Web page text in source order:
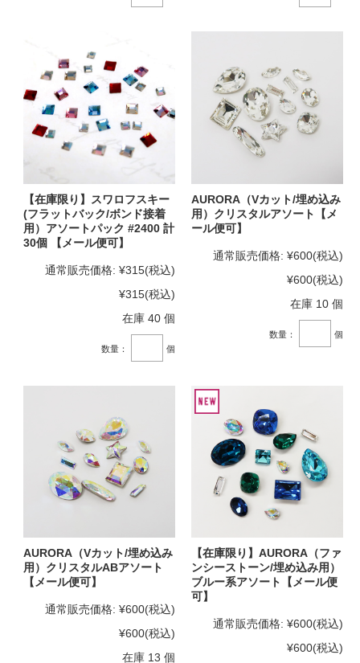
【在庫限り】スワロフスキー
(フラットバック/ボンド接着
用）アソートパック #2400 計
30個 【メール便可】
通常販売価格: ¥315(税込)
¥315(税込)
在庫 40 個
数量： 個
AURORA（Vカット/埋め込み
用）クリスタルアソート【メ
ール便可】
通常販売価格: ¥600(税込)
¥600(税込)
在庫 10 個
数量： 個
AURORA（Vカット/埋め込み
用）クリスタルABアソート
【メール便可】
通常販売価格: ¥600(税込)
¥600(税込)
在庫 13 個
【在庫限り】AURORA（ファ
ンシーストーン/埋め込み用）
ブルー系アソート【メール便
可】
通常販売価格: ¥600(税込)
¥600(税込)